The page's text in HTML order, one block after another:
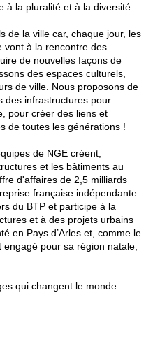
à la pluralité et à la diversité.
de la ville car, chaque jour, les
vont à la rencontre des
de nouvelles façons de
des espaces culturels,
de ville. Nous proposons de
des infrastructures pour
pour créer des liens et
de toutes les générations !
de NGE créent,
et les bâtiments au
d'affaires de 2,5 milliards
française indépendante
du BTP et participe à la
et à des projets urbains
en Pays d’Arles et, comme le
pour sa région natale,
qui changent le monde.